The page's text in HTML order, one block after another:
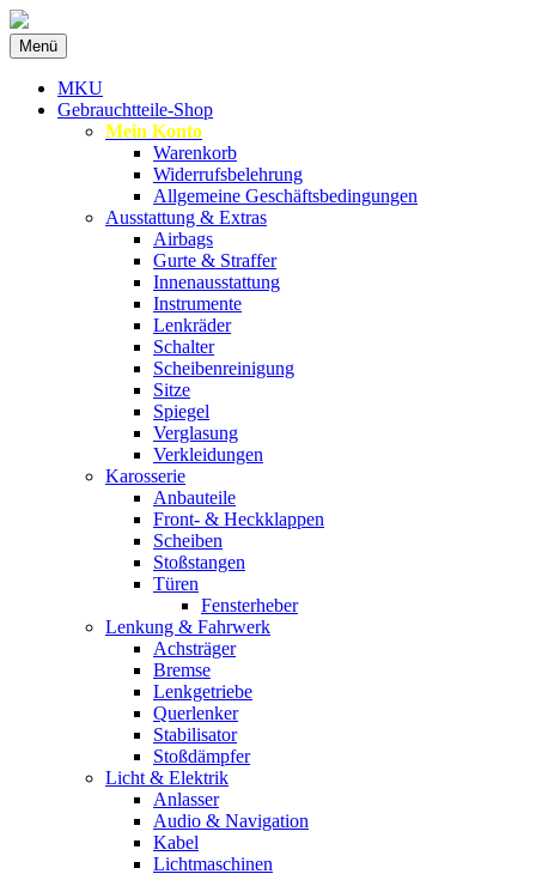
MKU Autoteile
Ersatzteile
Menü Zum
Inhalt
springen
MKU
Gebrauchtteile-Shop
Mein Konto
Warenkorb
Widerrufsbelehrung
Allgemeine Geschäftsbedingungen
Ausstattung & Extras
Airbags
Gurte & Straffer
Innenausstattung
Instrumente
Lenkräder
Schalter
Scheibenreinigung
Sitze
Spiegel
Verglasung
Verkleidungen
Karosserie
Anbauteile
Front- & Heckklappen
Scheiben
Stoßstangen
Türen
Fensterheber
Lenkung & Fahrwerk
Achsträger
Bremse
Lenkgetriebe
Querlenker
Stabilisator
Stoßdämpfer
Licht & Elektrik
Anlasser
Audio & Navigation
Kabel
Lichtmaschinen